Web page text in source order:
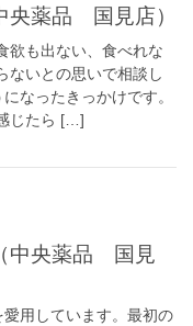
央薬品 国見店）
欲も出ない、食べれな
ないとの思いで相談し
なったきっかけです。
じたら […]
用しています。最初の